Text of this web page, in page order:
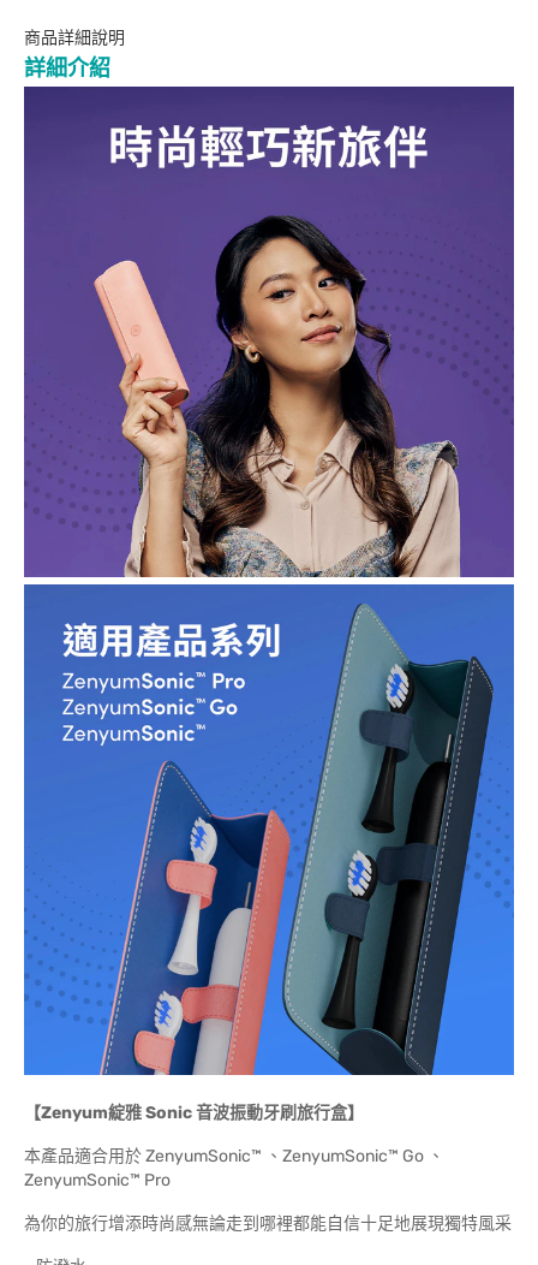
商品詳細說明
詳細介紹
【Zenyum綻雅 Sonic 音波振動牙刷旅行盒】
本產品適合用於 ZenyumSonic™ 、ZenyumSonic™ Go 、
ZenyumSonic™ Pro
為你的旅行增添時尚感無論走到哪裡都能自信十足地展現獨特風采